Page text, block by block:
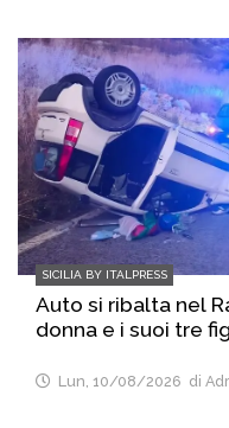
SICILIA BY ITALPRESS
Auto si ribalta nel
donna e i suoi tre
Lun, 10/08/2026 di